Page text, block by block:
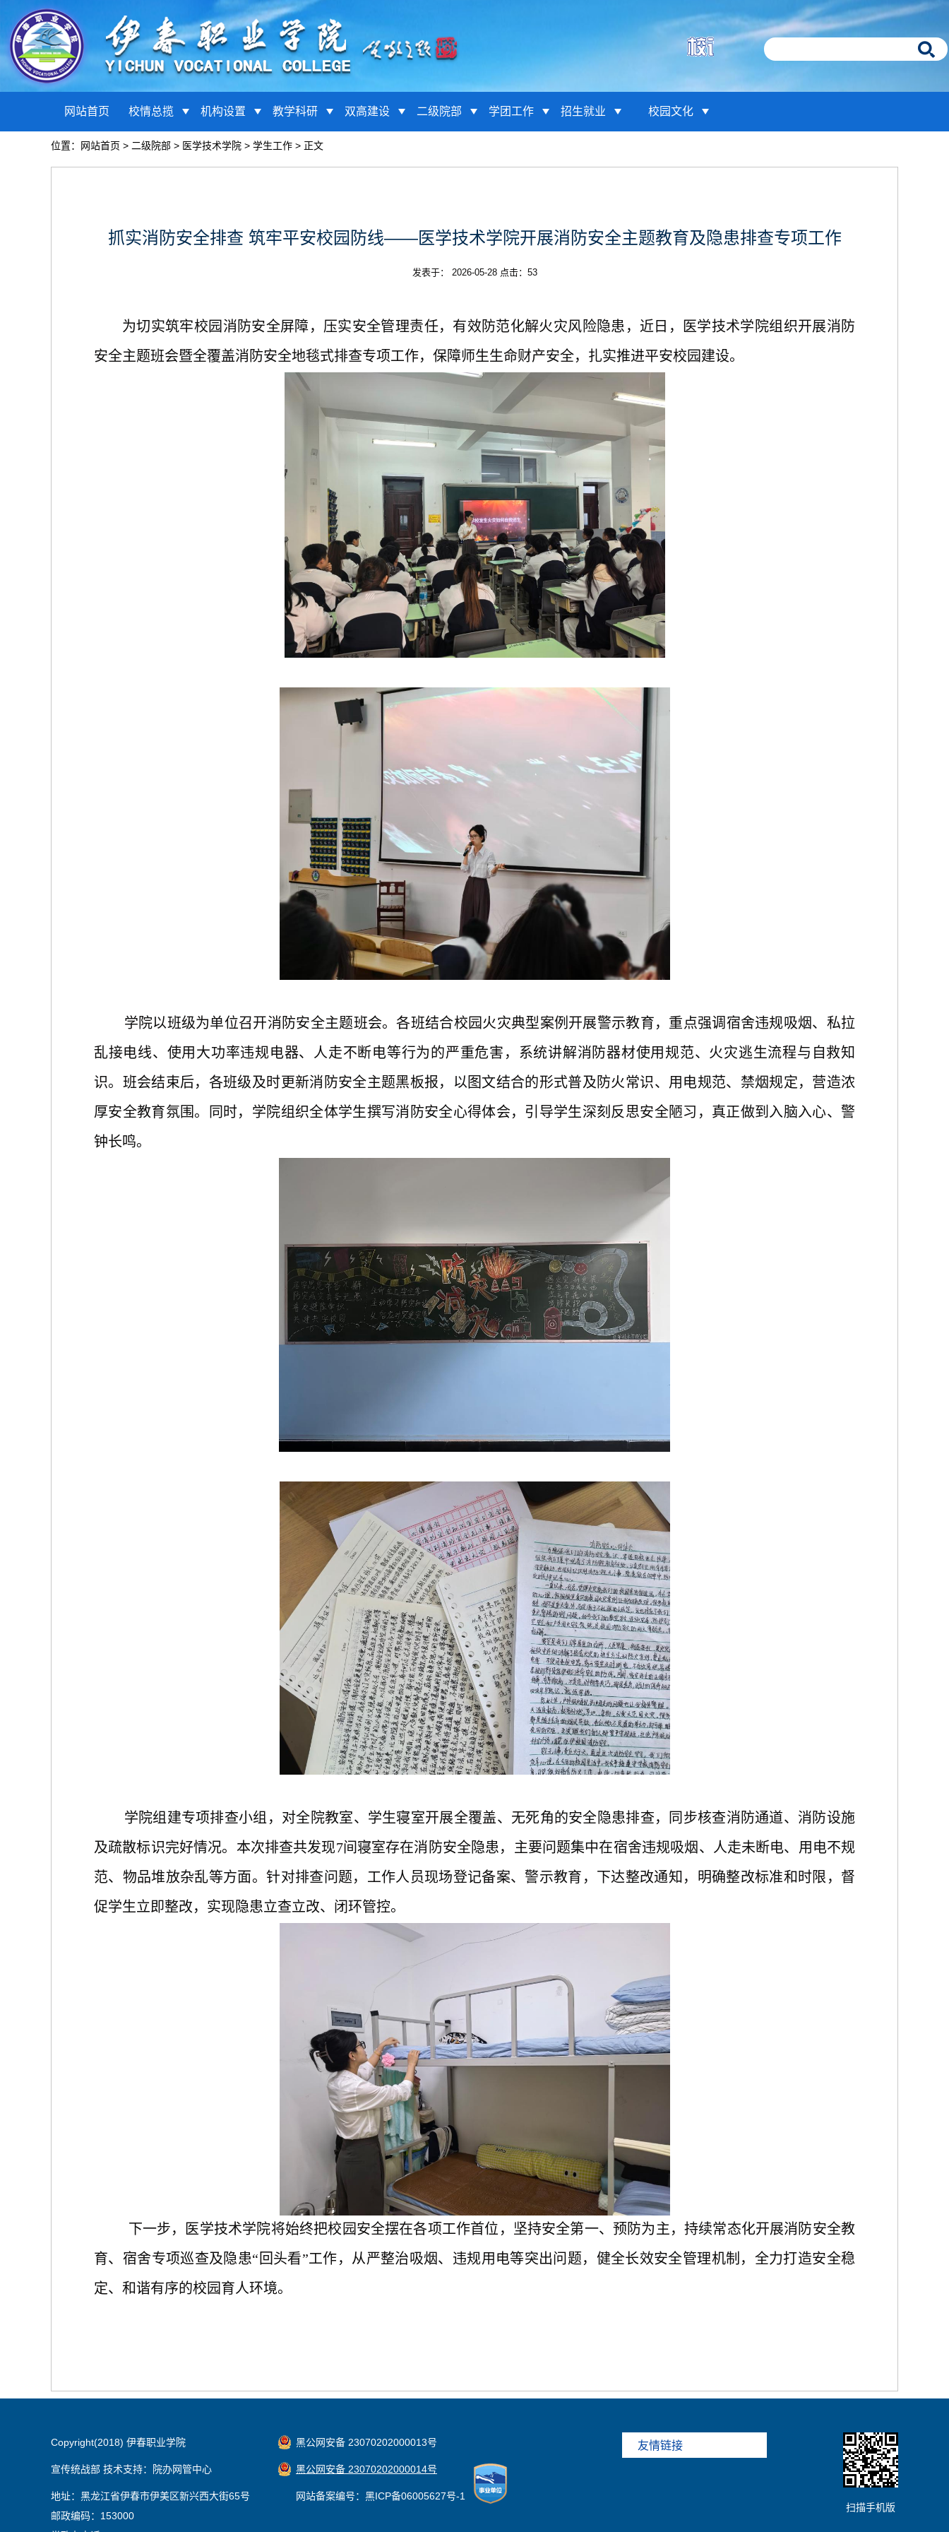
网站首页 校情总揽 机构设置 教学科研 双高建设 二级院部 学团工作 招生就业 校园文化
位置： 网站首页 > 二级院部 > 医学技术学院 > 学生工作 > 正文
抓实消防安全排查 筑牢平安校园防线——医学技术学院开展消防安全主题教育及隐患排查专项工作
发表于： 2026-05-28 点击： 53
为切实筑牢校园消防安全屏障，压实安全管理责任，有效防范化解火灾风险隐患，近日，医学技术学院组织开展消防
安全主题班会暨全覆盖消防安全地毯式排查专项工作，保障师生生命财产安全，扎实推进平安校园建设。
学院以班级为单位召开消防安全主题班会。各班结合校园火灾典型案例开展警示教育，重点强调宿舍违规吸烟、私拉
乱接电线、使用大功率违规电器、人走不断电等行为的严重危害，系统讲解消防器材使用规范、火灾逃生流程与自救知
识。班会结束后，各班级及时更新消防安全主题黑板报，以图文结合的形式普及防火常识、用电规范、禁烟规定，营造浓
厚安全教育氛围。同时， 学院组织全体学生撰写消防安全心得体会，引导学生深刻反思安全陋习，真正做到入脑入心、警
钟长鸣。
学院组建专项排查小组，对全院教室、学生寝室开展全覆盖、无死角的安全隐患排查，同步核查消防通道、消防设施
及疏散标识完好情况。本次排查共发现7间寝室存在消防安全隐患，主要问题集中在宿舍违规吸烟、人走未断电、用电不规
范、物品堆放杂乱等方面。针对排查问题，工作人员现场登记备案、警示教育，下达整改通知，明确整改标准和时限，督
促学生立即整改，实现隐患立查立改、闭环管控。
下一步，医学技术学院将始终把校园安全摆在各项工作首位，坚持安全第一、预防为主， 持续常态化开展消防安全教
育、宿舍专项巡查及隐患“回头看”工作，从严整治吸烟、违规用电等突出问题，健全长效安全管理机制，全力打造安全稳
定、和谐有序的校园育人环境。
Copyright(2018) 伊春职业学院
宣传统战部 技术支持：院办网管中心
地址：黑龙江省伊春市伊美区新兴西大街65号
邮政编码：153000
黑公网安备 23070202000013号
黑公网安备 23070202000014号
网站备案编号：黑ICP备06005627号-1
友情链接
扫描手机版